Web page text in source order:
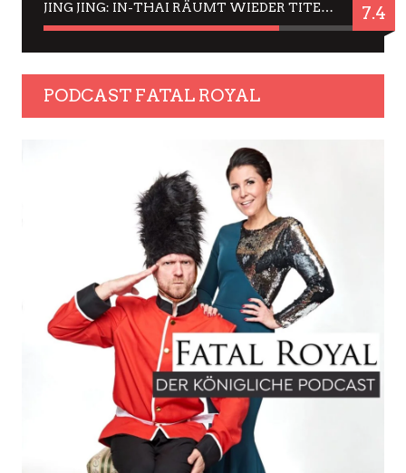
JING JING: IN-THAI RÄUMT WIEDER TITEL AB – EIN ZWEI-STUNDEN-ERLEBNISBERICHT 7.4
PODCAST FATAL ROYAL